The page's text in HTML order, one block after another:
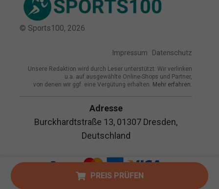
PREIS PRÜFEN
© Sports100, 2026
Impressum Datenschutz
Unsere Redaktion wird durch Leser unterstützt. Wir verlinken
u.a. auf ausgewählte Online-Shops und Partner,
von denen wir ggf. eine Vergütung erhalten. Mehr erfahren.
Adresse
Burckhardtstraße 13, 01307 Dresden,
Deutschland